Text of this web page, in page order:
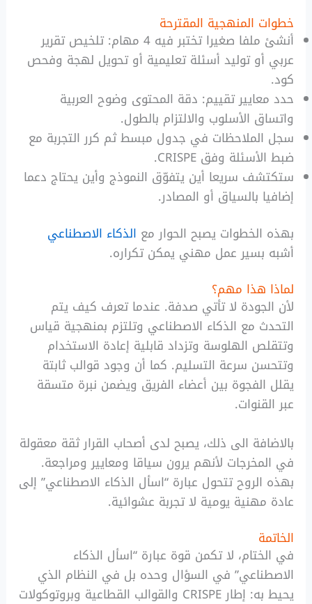
خطوات المنهجية المقترحة
أنشئ ملفا صغيرا تختبر فيه 4 مهام: تلخيص تقرير
عربي أو توليد أسئلة تعليمية أو تحويل لهجة وفحص
كود.
حدد معايير تقييم: دقة المحتوى وضوح العربية
واتساق الأسلوب والالتزام بالطول.
سجل الملاحظات في جدول مبسط ثم كرر التجربة مع
ضبط الأسئلة وفق CRISPE.
ستكتشف سريعا أين يتفوّق النموذج وأين يحتاج دعما
إضافيا بالسياق أو المصادر.
بهذه الخطوات يصبح الحوار مع الذكاء الاصطناعي
أشبه بسير عمل مهني يمكن تكراره.
لماذا هذا مهم؟
لأن الجودة لا تأتي صدفة. عندما تعرف كيف يتم
التحدث مع الذكاء الاصطناعي وتلتزم بمنهجية قياس
وتتقلص الهلوسة وتزداد قابلية إعادة الاستخدام
وتتحسن سرعة التسليم. كما أن وجود قوالب ثابتة
يقلل الفجوة بين أعضاء الفريق ويضمن نبرة متسقة
عبر القنوات.
بالاضافة الى ذلك، يصبح لدى أصحاب القرار ثقة معقولة
في المخرجات لأنهم يرون سياقا ومعايير ومراجعة.
بهذه الروح تتحول عبارة “اسأل الذكاء الاصطناعي” إلى
عادة مهنية يومية لا تجربة عشوائية.
الخاتمة
في الختام، لا تكمن قوة عبارة “اسأل الذكاء
الاصطناعي” في السؤال وحده بل في النظام الذي
يحيط به: إطار CRISPE والقوالب القطاعية وبروتوكولات